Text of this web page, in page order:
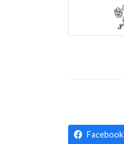
Facebook